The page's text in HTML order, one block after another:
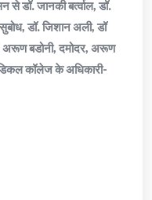
से डॉ. जानकी बर्त्वाल, डॉ.
डॉ. जिशान अली, डॉ
अरूण बडोनी, दमोदर, अरूण
कॉलेज के अधिकारी-